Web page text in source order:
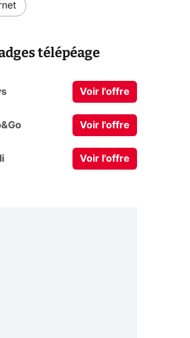
télépéage
Voir l'offre
Voir l'offre
Voir l'offre